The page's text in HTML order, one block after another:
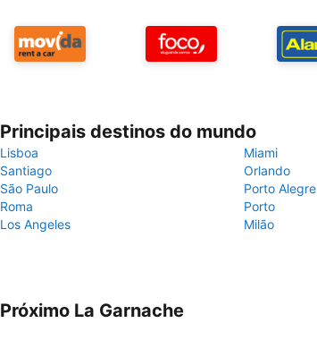
Principais destinos do mundo
Lisboa
Miami
Santiago
Orlando
São Paulo
Porto Alegre
Roma
Porto
Los Angeles
Milão
Próximo La Garnache